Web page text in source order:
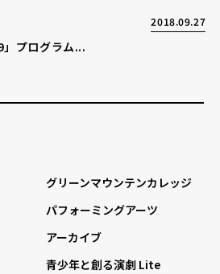
2018.09.27
」プログラム...
グリーンマウンテンカレッジ
パフォーミングアーツ
アーカイブ
青少年と創る演劇 Lite